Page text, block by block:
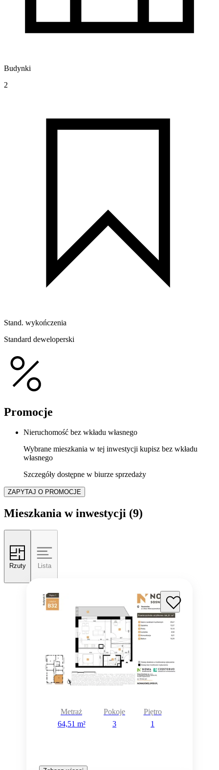
Budynki
2
Stand. wykończenia
Standard deweloperski
Promocje
Nieruchomość bez wkładu własnego
Wybrane mieszkania w tej inwestycji kupisz bez wkładu
własnego
Szczegóły dostępne w biurze sprzedaży
ZAPYTAJ O PROMOCJE
Mieszkania w inwestycji (9)
Rzuty Lista
Metraż
64,51 m²
Pokoje
3
Piętro
1